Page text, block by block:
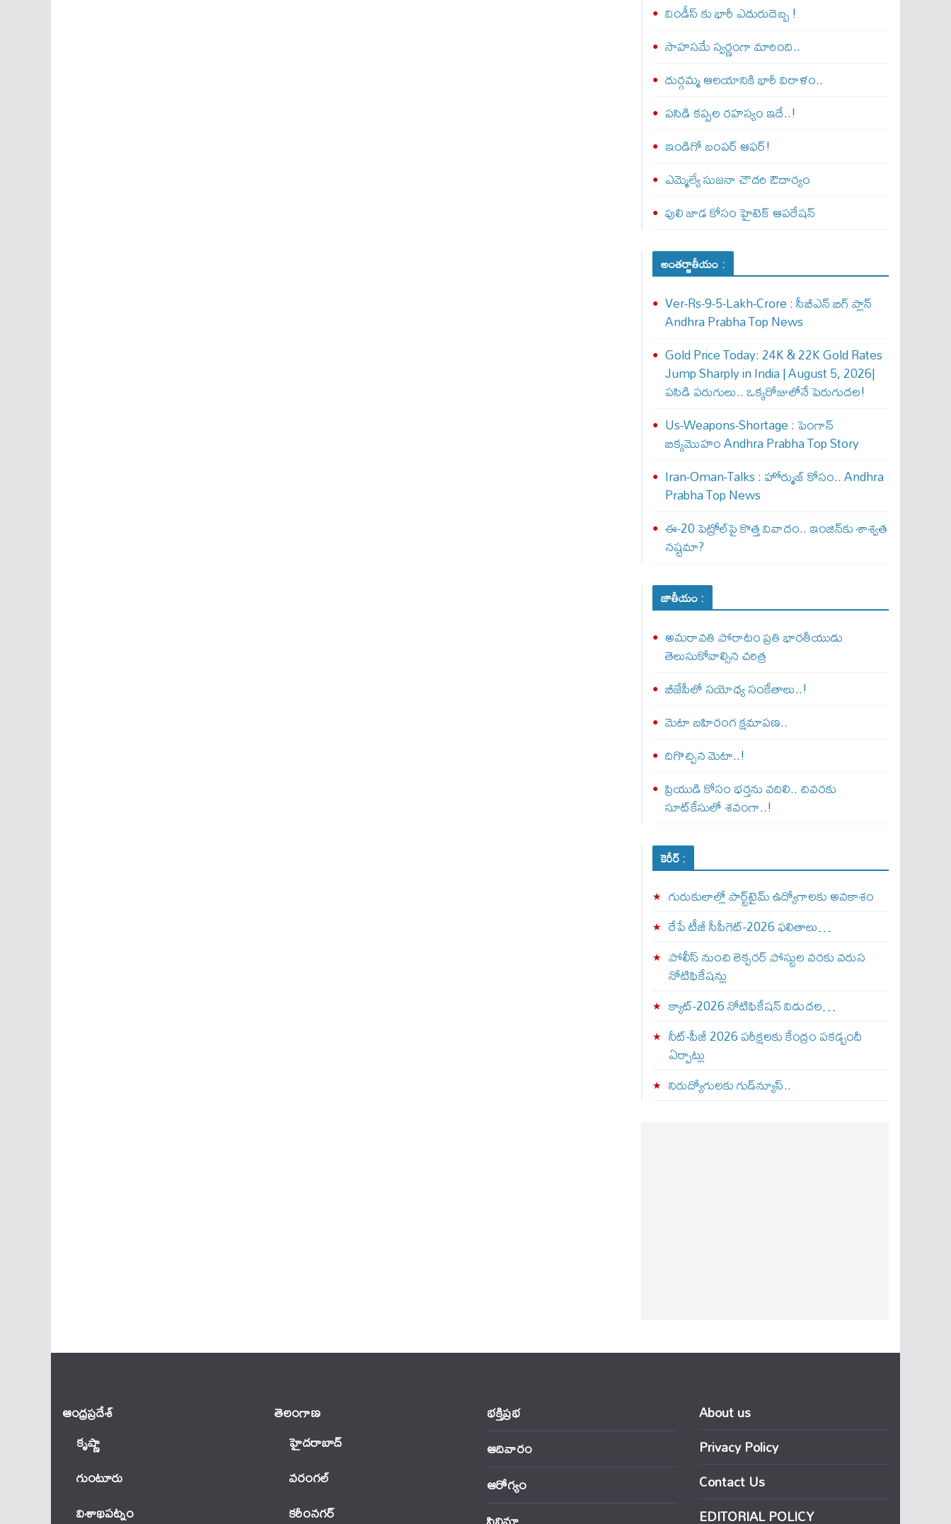
విండీస్ కు భారీ ఎదురుదెబ్బ !
సాహసమే స్వర్ణంగా మారింది..
దుర్గమ్మ ఆలయానికి భారీ విరాళం..
పసిడి కప్పల రహస్యం ఇదే..!
ఇండిగో బంపర్ ఆఫర్!
ఎమ్మెల్యే సుజనా చౌదరి ఔదార్యం
పులి జాడ కోసం హైటెక్ ఆపరేషన్
అంతర్జాతీయం :
Ver-Rs-9-5-Lakh-Crore : సీబీఎన్ బిగ్ ప్లాన్
Andhra Prabha Top News
Gold Price Today: 24K & 22K Gold Rates
Jump Sharply in India | August 5, 2026|
పసిడి పరుగులు.. ఒక్కరోజులోనే పెరుగుద‌ల‌!
Us-Weapons-Shortage : పెంగాన్
బిక్క‌మొహం Andhra Prabha Top Story
Iran-Oman-Talks : హోర్ముజ్ కోసం.. Andhra
Prabha Top News
ఈ-20 పెట్రోల్‌పై కొత్త వివాదం.. ఇంజిన్‌కు శాశ్వత
నష్టమా?
జాతీయం :
అమరావతి పోరాటం ప్రతి భారతీయుడు
తెలుసుకోవాల్సిన చరిత్ర
బీజేపీలో సయోధ్య సంకేతాలు..!
మెటా బ‌హిరంగ క్షమాపణ..
దిగొచ్చిన మెటా..!
ప్రియుడి కోసం భర్తను వదిలి.. చివరకు
సూట్‌కేసులో శవంగా..!
కెరీర్ :
గురుకులాల్లో పార్ట్‌టైమ్ ఉద్యోగాలకు అవకాశం
రేపే టీజీ సీపీగెట్‌-2026 ఫలితాలు…
పోలీస్ నుంచి లెక్చరర్ పోస్టుల వరకు వరుస
నోటిఫికేషన్లు
క్యాట్-2026 నోటిఫికేషన్ విడుదల…
నీట్-పీజీ 2026 పరీక్షలకు కేంద్రం పకడ్బందీ
ఏర్పాట్లు
నిరుద్యోగులకు గుడ్‌న్యూస్..
ఆంధ్ర‌ప్ర‌దేశ్
కృష్ణా
గుంటూరు
విశాఖపట్నం
తెలంగాణ‌
హైదరాబాద్
వ‌రంగ‌ల్
కరీంనగర్
భక్తిప్రభ
ఆదివారం
ఆరోగ్యం
About us
Privacy Policy
Contact Us
EDITORIAL POLICY